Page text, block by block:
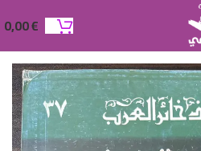
0,00€